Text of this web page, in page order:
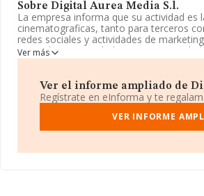
Sobre Digital Aurea Media S.l.
La empresa informa que su actividad es
cinematograficas, tanto para terceros
redes sociales y actividades de
Limitada. Su actividad CNAE es
5915. No realiza actividad de
La compañíaDigital Aurea Media S.L,
núm. 157 Loc 2, (08750), en el
En base a la información de la que
ámbito nacional alcanza los 2.639
interés en el ámbito sectorial, la media
Ver más
Ver el informe ampliado de
Regístrate en eInforma y te
VER INFORME